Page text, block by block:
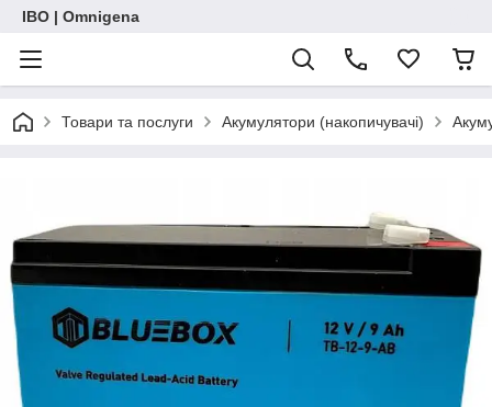
IBO | Omnigena
Товари та послуги Акумулятори (накопичувачі)